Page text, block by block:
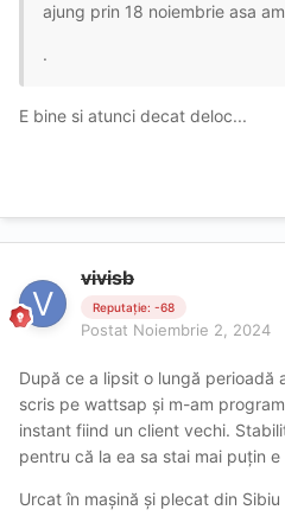
ajung prin 18 noiembrie asa
.
E bine si atunci decat deloc...
vivisb
Reputație: -68
Postat Noiembrie 2, 2024
După ce a lipsit o lungă perioadă
scris pe wattsap și m-am
instant fiind un client vechi.
pentru că la ea sa stai mai puțin e
Urcat în mașină și plecat din Sibiu